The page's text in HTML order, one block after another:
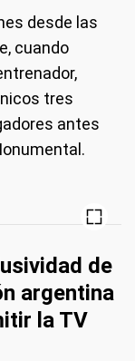
desde las
cuando
tres
antes
de
argentina
la TV